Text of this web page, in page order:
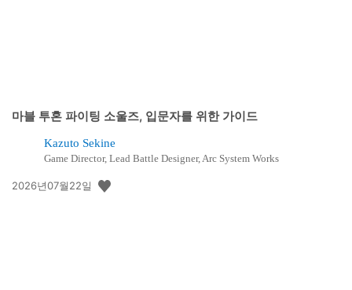
마블 투혼 파이팅 소울즈, 입문자를 위한 가이드
Kazuto Sekine
Game Director, Lead Battle Designer, Arc System Works
공
2026년07월22일